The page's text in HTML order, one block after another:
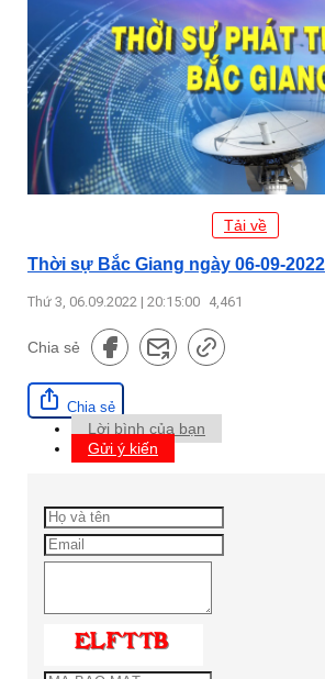
Tải về
Thời sự Bắc Giang ngày 06-09-2022
Thứ 3, 06.09.2022 | 20:15:00 4,461
Chia sẻ
Chia sẻ
Lời bình của bạn
Gửi ý kiến